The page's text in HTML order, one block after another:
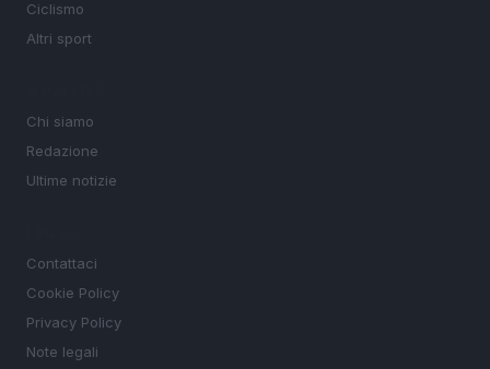
Ciclismo
Altri sport
Chi siamo
Redazione
Ultime notizie
Contattaci
Cookie Policy
Privacy Policy
Note legali